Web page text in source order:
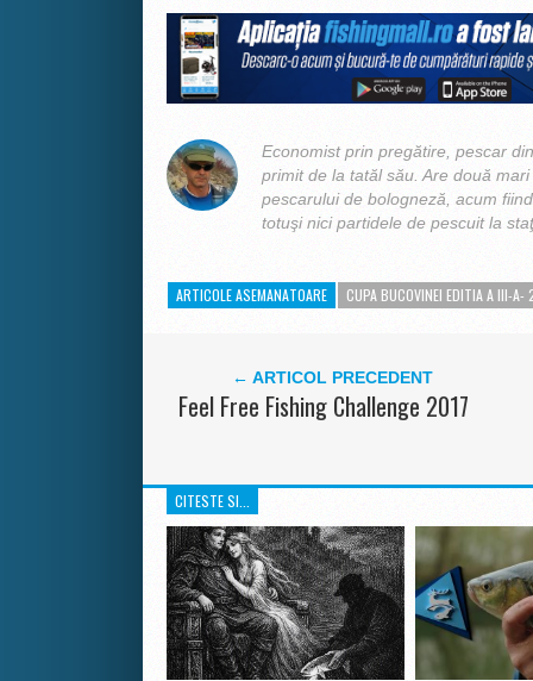
Economist prin pregătire, pescar
primit de la tatăl său. Are două
pescarului de bologneză, acum
totuşi nici partidele de pescuit la
ARTICOLE ASEMANATOARE CUPA BUCOVINEI EDITIA A III-A-
← ARTICOL PRECEDENT
Feel Free Fishing Challenge 2017
CITESTE SI...